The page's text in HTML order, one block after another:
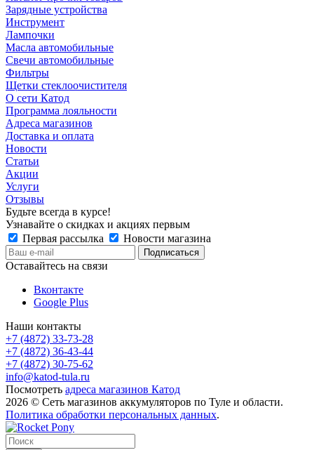
Зарядные устройства
Инструмент
Лампочки
Масла автомобильные
Свечи автомобильные
Фильтры
Щетки стеклоочистителя
О сети Катод
Программа лояльности
Адреса магазинов
Доставка и оплата
Новости
Статьи
Акции
Услуги
Отзывы
Будьте всегда в курсе!
Узнавайте о скидках и акциях первым
Первая рассылка
Новости магазина
Оставайтесь на связи
Вконтакте
Google Plus
Наши контакты
+7 (4872) 33-73-28
+7 (4872) 36-43-44
+7 (4872) 30-75-62
info@katod-tula.ru
Посмотреть адреса магазинов Катод
2026 © Сеть магазинов аккумуляторов по Туле и области.
Политика обработки персональных данных.